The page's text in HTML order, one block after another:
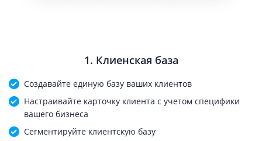
1. Клиенская база
Создавайте единую базу ваших клиентов
Настраивайте карточку клиента с учетом специфики
вашего бизнеса
Сегментируйте клиентскую базу